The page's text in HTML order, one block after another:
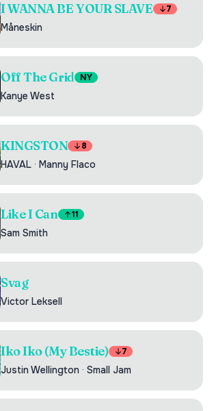
I WANNA BE YOUR SLAVE 7
Måneskin
Off The Grid NY
Kanye West
KINGSTON 8
HAVAL · Manny Flaco
Like I Can 11
Sam Smith
Svag
Victor Leksell
Iko Iko (My Bestie) 7
Justin Wellington · Small Jam